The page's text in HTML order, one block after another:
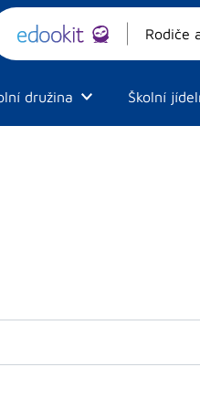
Rodiče
družina Školní